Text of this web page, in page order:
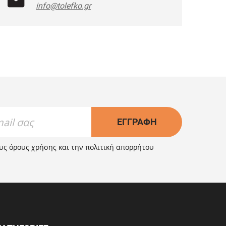
info@tolefko.gr
ΕΓΓΡΑΦΉ
όρους χρήσης και την πολιτική απορρήτου